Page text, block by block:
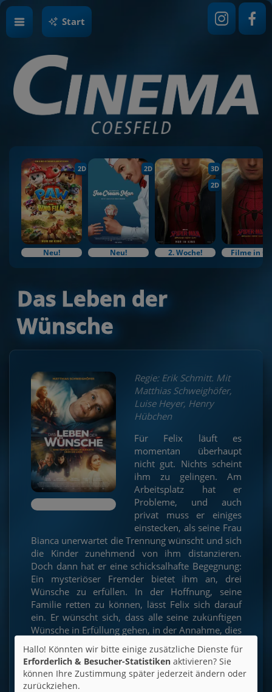
Start
2D
Neu!
2D
Neu!
3D
2D
2. Woche! Filme in
Das Leben der
Wünsche
Regie: Erik Schmitt. Mit
Matthias Schweighöfer,
Luise Heyer, Henry
Hübchen
Für Felix läuft es
momentan überhaupt
nicht gut. Nichts scheint
ihm zu gelingen. Am
Arbeitsplatz hat er
Probleme, und auch
privat muss er einiges
einstecken, als seine Frau
Bianca unerwartet die Trennung wünscht und sich
die Kinder zunehmend von ihm distanzieren.
Doch dann hat er eine schicksalhafte Begegnung:
Ein mysteriöser Fremder bietet ihm an, drei
Wünsche zu erfüllen. In der Hoffnung, seine
Familie retten zu können, lässt Felix sich darauf
ein. Er wünscht sich, dass alle seine zukünftigen
Wünsche in Erfüllung gehen, in der Annahme, dies
sei ein kluger Schachzug. Doch als plötzlich alles,
was er sich wünscht, Wirklichkeit wird, erkennt er
bald, dass dies mehr Fluch als Segen ist. Felix
muss sich mit seinen wahren Bedürfnissen
Hallo! Könnten wir bitte einige zusätzliche Dienste für
Erforderlich & Besucher-Statistiken aktivieren? Sie
können Ihre Zustimmung später jederzeit ändern oder
zurückziehen.